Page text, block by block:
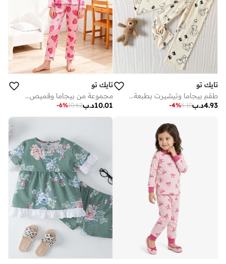
تايك تو
طقم بيجاما وتيشيرت بطبعة دب
د.ب4.93
5.10
-4%
تايك تو
مجموعة من بيجاما وقميص بأكمام طويلة بطبعة قلب
د.ب10.01
10.62
-6%